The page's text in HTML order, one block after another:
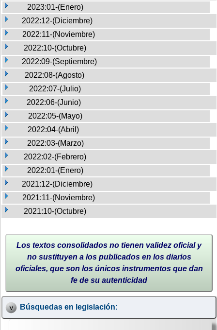
2023:01-(Enero)
2022:12-(Diciembre)
2022:11-(Noviembre)
2022:10-(Octubre)
2022:09-(Septiembre)
2022:08-(Agosto)
2022:07-(Julio)
2022:06-(Junio)
2022:05-(Mayo)
2022:04-(Abril)
2022:03-(Marzo)
2022:02-(Febrero)
2022:01-(Enero)
2021:12-(Diciembre)
2021:11-(Noviembre)
2021:10-(Octubre)
Los textos consolidados no tienen validez oficial y
no sustituyen a los publicados en los diarios
oficiales, que son los únicos instrumentos que dan
fe de su autenticidad
Búsquedas en legislación: